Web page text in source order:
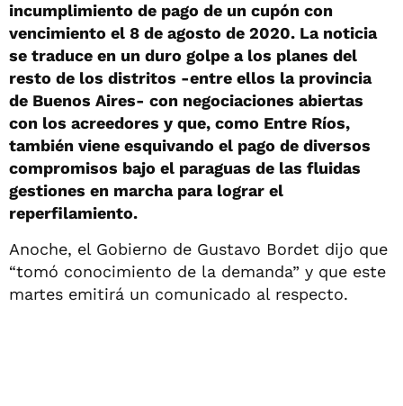
incumplimiento de pago de un cupón con
vencimiento el 8 de agosto de 2020. La noticia
se traduce en un duro golpe a los planes del
resto de los distritos -entre ellos la provincia
de Buenos Aires- con negociaciones abiertas
con los acreedores y que, como Entre Ríos,
también viene esquivando el pago de diversos
compromisos bajo el paraguas de las fluidas
gestiones en marcha para lograr el
reperfilamiento.
Anoche, el Gobierno de Gustavo Bordet dijo que
“tomó conocimiento de la demanda” y que este
martes emitirá un comunicado al respecto.